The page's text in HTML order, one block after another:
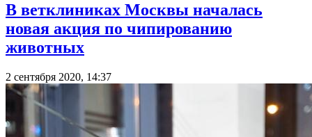
В ветклиниках Москвы началась
новая акция по чипированию
животных
2 сентября 2020, 14:37